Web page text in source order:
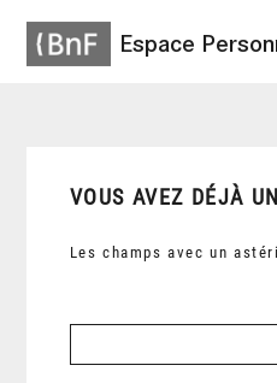
Espace
VOUS AVEZ DÉJÀ
Les champs avec un